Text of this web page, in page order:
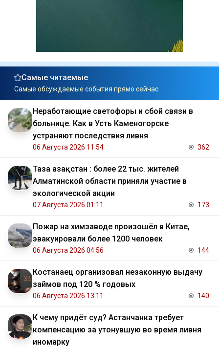
Самые читаемые
Самые обсуждаемые события прямо сейчас
Неработающие светофоры и сбой связи в
больнице. Как в Усть Каменогорске
устраняют последствия ливня
06 Августа 2026 11:54 362
Таза Қазақстан : более 22 тыс. жителей
Алматинской области приняли участие в
экологической акции
07 Августа 2026 01:11 173
Пожар на химзаводе произошёл в Китае,
эвакуировали более 1200 человек
06 Августа 2026 04:56 144
Костанаец организовал незаконную выдачу
займов под 120 % годовых
06 Августа 2026 13:11 140
К чему придёт суд? Астанчанка требует
компенсацию за утонувшую во время ливня
иномарку